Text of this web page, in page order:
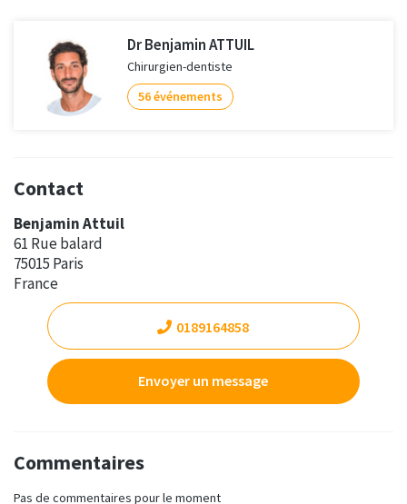
Dr Benjamin ATTUIL
Chirurgien-dentiste
56 événements
Contact
Benjamin Attuil
61 Rue balard
75015 Paris
France
0189164858
Envoyer un message
Commentaires
Pas de commentaires pour le moment